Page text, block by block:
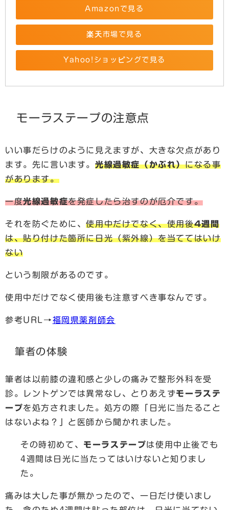
Amazonで見る
楽天市場で見る
Yahoo!ショッピングで見る
モーラステープの注意点
いい事だらけのように見えますが、大きな欠点があり
ます。先に言います。 光線過敏症（かぶれ）になる事
があります。
一度光線過敏症を発症したら治すのが厄介です。
それを防ぐために、使用中だけでなく、使用後4週間
は、貼り付けた箇所に日光（紫外線）を当ててはいけ
ない
という制限があるのです。
使用中だけでなく使用後も注意すべき事なんです。
参考URL→福岡県薬剤師会
筆者の体験
筆者は以前膝の違和感と少しの痛みで整形外科を受
診。レントゲンでは異常なし、とりあえずモーラステ
ープを処方されました。処方の際「日光に当たること
はないよね？」と医師から聞かれました。
その時初めて、 モーラステープは使用中止後でも
4週間は日光に当たってはいけないと知りまし
た。
痛みは大した事が無かったので、一日だけ使いまし